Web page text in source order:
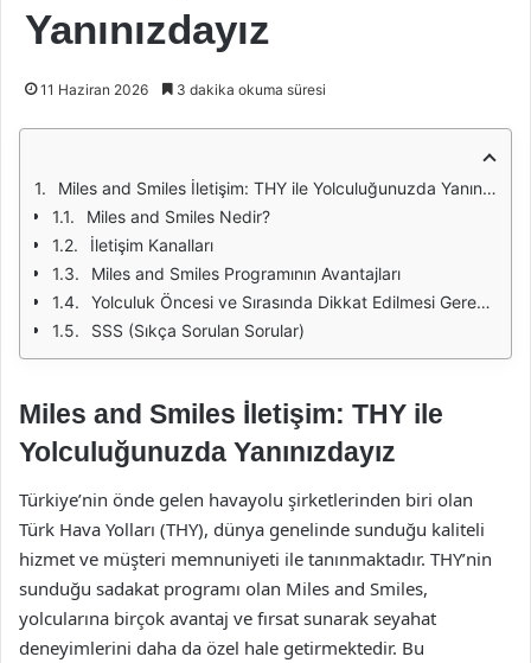
Yanınızdayız
11 Haziran 2026 3 dakika okuma süresi
Miles and Smiles İletişim: THY ile Yolculuğunuzda Yanınızdayız
Miles and Smiles Nedir?
İletişim Kanalları
Miles and Smiles Programının Avantajları
Yolculuk Öncesi ve Sırasında Dikkat Edilmesi Gerekenler
SSS (Sıkça Sorulan Sorular)
Miles and Smiles İletişim: THY ile
Yolculuğunuzda Yanınızdayız
Türkiye’nin önde gelen havayolu şirketlerinden biri olan
Türk Hava Yolları (THY), dünya genelinde sunduğu kaliteli
hizmet ve müşteri memnuniyeti ile tanınmaktadır. THY’nin
sunduğu sadakat programı olan Miles and Smiles,
yolcularına birçok avantaj ve fırsat sunarak seyahat
deneyimlerini daha da özel hale getirmektedir. Bu